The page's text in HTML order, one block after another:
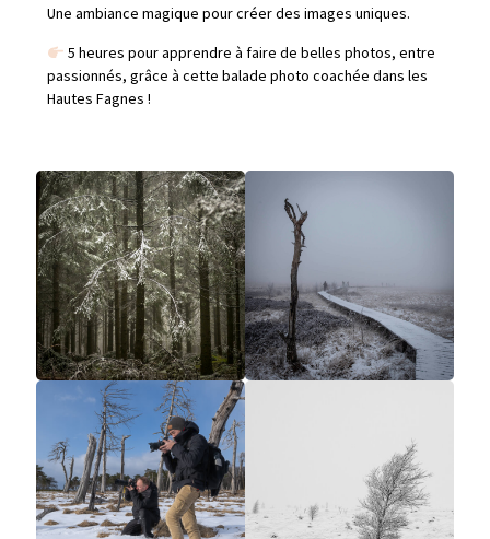
Une ambiance magique pour créer des images uniques.
5 heures pour apprendre à faire de belles photos, entre
passionnés, grâce à cette balade photo coachée dans les
Hautes Fagnes !